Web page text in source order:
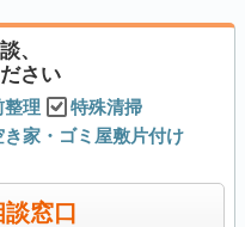
、
さい
整理
特殊清掃
き家・ゴミ屋敷片付け
窓口